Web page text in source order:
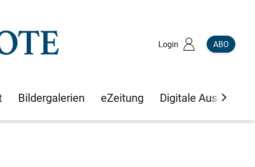
Login ABO
Bildergalerien eZeitung Digitale Ausgaben